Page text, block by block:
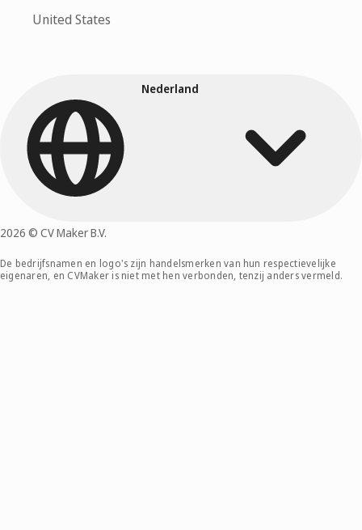
United States
2026 © CV Maker B.V.
Nederland
De bedrijfsnamen en logo's zijn handelsmerken van hun respectievelijke
eigenaren, en CVMaker is niet met hen verbonden, tenzij anders vermeld.